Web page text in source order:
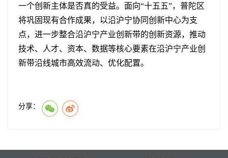
一个创新主体是否真的受益。面向“十五五”，普陀区
将巩固现有合作成果，以沿沪宁协同创新中心为支
点，进一步整合沿沪宁产业创新带的创新资源，推动
技术、人才、资本、数据等核心要素在沿沪宁产业创
新带沿线城市高效流动、优化配置。
分享：